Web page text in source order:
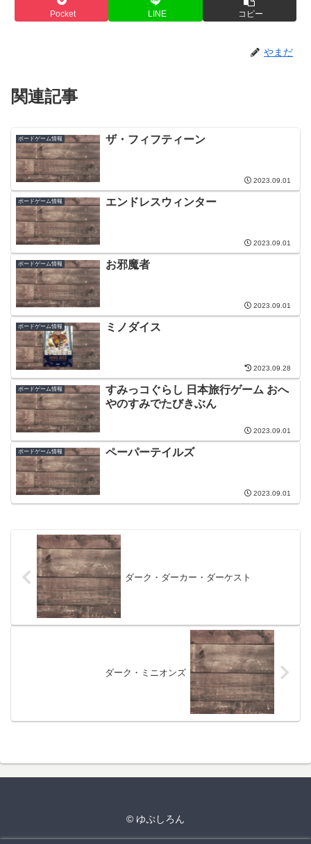
Pocket LINE コピー
やまだ
関連記事
ボードゲーム情報 ザ・フィフティーン
2023.09.01
ボードゲーム情報 エンドレスウィンター
2023.09.01
ボードゲーム情報 お邪魔者
2023.09.01
ボードゲーム情報 ミノダイス
2023.09.28
ボードゲーム情報
すみっコぐらし 日本旅行ゲーム おへ
やのすみでたびきぶん
2023.09.01
ボードゲーム情報 ペーパーテイルズ
2023.09.01
ダーク・ダーカー・ダーケスト
ダーク・ミニオンズ
© ゆぷしろん